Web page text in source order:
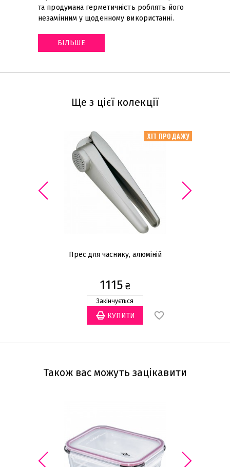
та продумана герметичність роблять його
незамінним у щоденному використанні.
БІЛЬШЕ
Ще з цієї колекції
ХІТ ПРОДАЖУ
Прес для часнику, алюміній
1115 ₴
Закінчується
Також вас можуть зацікавити